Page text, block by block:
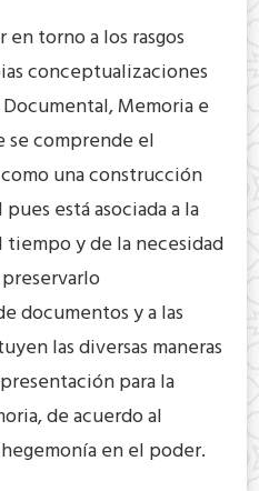
torno a los rasgos
conceptualizaciones
Memoria e
comprende el
una construcción
está asociada a la
y de la necesidad
documentos y a las
las diversas maneras
para la
de acuerdo al
en el poder.